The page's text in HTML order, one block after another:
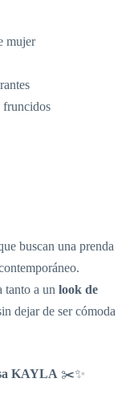
mujer
fruncidos
buscan una prenda
tanto a un look de
dejar de ser cómoda
KAYLA ✂️✨